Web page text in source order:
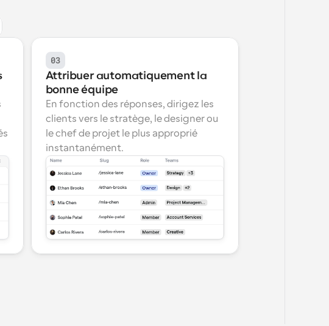
03
Attribuer automatiquement la
bonne équipe
En fonction des réponses, dirigez les
clients vers le stratège, le designer ou
le chef de projet le plus approprié
instantanément.